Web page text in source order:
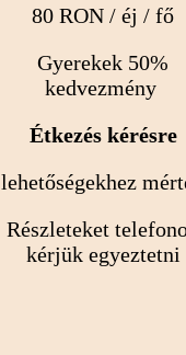
80 RON / éj / fő
Gyerekek 50%
kedvezmény
Étkezés kérésre
lehetőségekhez
Részleteket
kérjük egyeztetni